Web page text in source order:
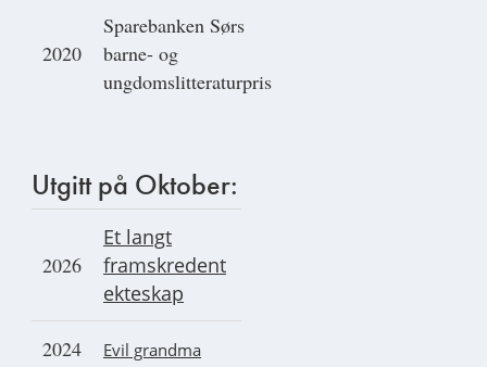
2020
Sparebanken Sørs
barne- og
ungdomslitteraturpris
Utgitt på Oktober:
2026
Et langt
framskredent
ekteskap
2024 Evil grandma